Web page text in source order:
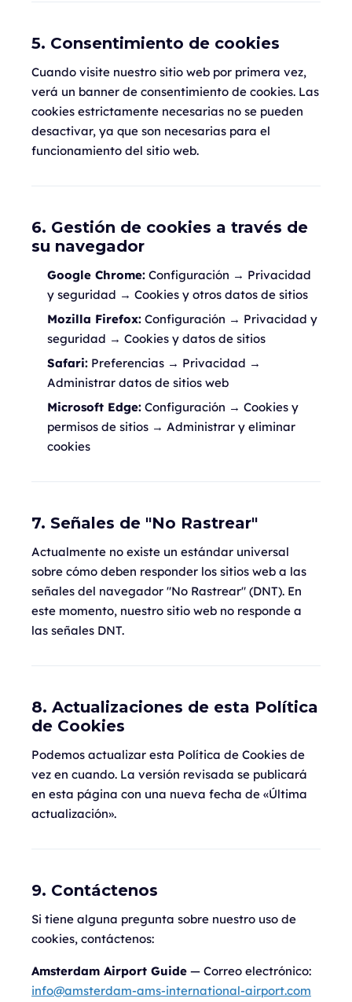
5. Consentimiento de cookies
Cuando visite nuestro sitio web por primera vez,
verá un banner de consentimiento de cookies. Las
cookies estrictamente necesarias no se pueden
desactivar, ya que son necesarias para el
funcionamiento del sitio web.
6. Gestión de cookies a través de
su navegador
Google Chrome: Configuración → Privacidad
y seguridad → Cookies y otros datos de sitios
Mozilla Firefox: Configuración → Privacidad y
seguridad → Cookies y datos de sitios
Safari: Preferencias → Privacidad →
Administrar datos de sitios web
Microsoft Edge: Configuración → Cookies y
permisos de sitios → Administrar y eliminar
cookies
7. Señales de "No Rastrear"
Actualmente no existe un estándar universal
sobre cómo deben responder los sitios web a las
señales del navegador "No Rastrear" (DNT). En
este momento, nuestro sitio web no responde a
las señales DNT.
8. Actualizaciones de esta Política
de Cookies
Podemos actualizar esta Política de Cookies de
vez en cuando. La versión revisada se publicará
en esta página con una nueva fecha de «Última
actualización».
9. Contáctenos
Si tiene alguna pregunta sobre nuestro uso de
cookies, contáctenos:
Amsterdam Airport Guide — Correo electrónico:
info@amsterdam-ams-international-airport.com